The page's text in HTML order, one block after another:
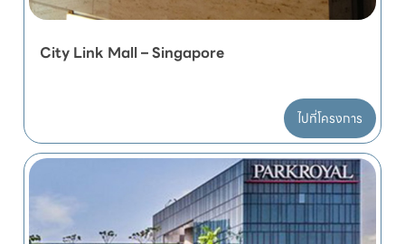
City Link Mall – Singapore
ไปที่โครงการ